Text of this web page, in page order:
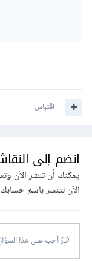
اقتباس
انضم إلى
يمكنك أن تنشر الآن
الآنلتنشر باسم حسابك.
أجب على هذا